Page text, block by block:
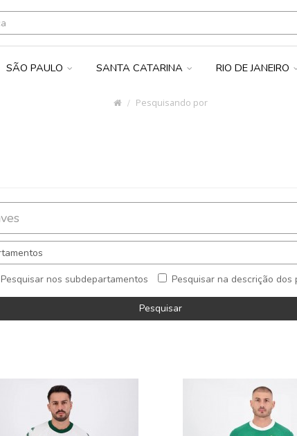
SÃO PAULO SANTA CATARINA RIO DE JANEIRO
Pesquisando por
Pesquisar nos subdepartamentos Pesquisar na descrição dos